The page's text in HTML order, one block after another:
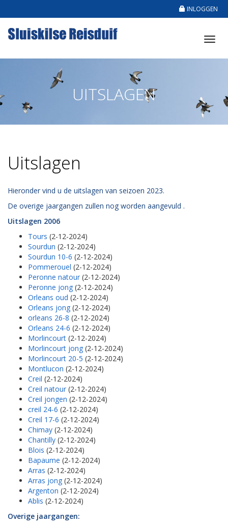
INLOGGEN
UITSLAGEN
Uitslagen
Hieronder vind u de uitslagen van seizoen 2023.
De overige jaargangen zullen nog worden aangevuld .
Uitslagen 2006
Tours (2-12-2024)
Sourdun (2-12-2024)
Sourdun 10-6 (2-12-2024)
Pommerouel (2-12-2024)
Peronne natour (2-12-2024)
Peronne jong (2-12-2024)
Orleans oud (2-12-2024)
Orleans jong (2-12-2024)
orleans 26-8 (2-12-2024)
Orleans 24-6 (2-12-2024)
Morlincourt (2-12-2024)
Morlincourt jong (2-12-2024)
Morlincourt 20-5 (2-12-2024)
Montlucon (2-12-2024)
Creil (2-12-2024)
Creil natour (2-12-2024)
Creil jongen (2-12-2024)
creil 24-6 (2-12-2024)
Creil 17-6 (2-12-2024)
Chimay (2-12-2024)
Chantilly (2-12-2024)
Blois (2-12-2024)
Bapaume (2-12-2024)
Arras (2-12-2024)
Arras jong (2-12-2024)
Argenton (2-12-2024)
Ablis (2-12-2024)
Overige jaargangen: